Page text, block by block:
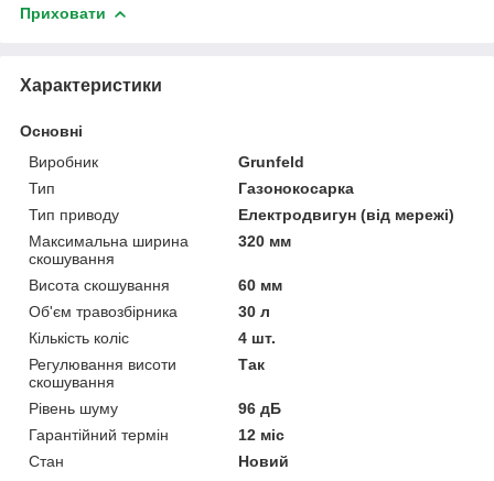
Приховати
Характеристики
Основні
Виробник
Grunfeld
Тип
Газонокосарка
Тип приводу
Електродвигун (від мережі)
Максимальна ширина
скошування
320 мм
Висота скошування
60 мм
Об'єм травозбірника
30 л
Кількість коліс
4 шт.
Регулювання висоти
скошування
Так
Рівень шуму
96 дБ
Гарантійний термін
12 міс
Стан
Новий